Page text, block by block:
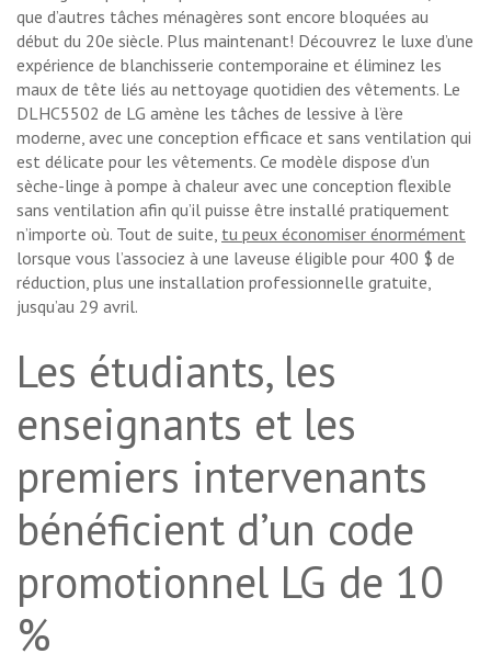
que d’autres tâches ménagères sont encore bloquées au
début du 20e siècle. Plus maintenant! Découvrez le luxe d’une
expérience de blanchisserie contemporaine et éliminez les
maux de tête liés au nettoyage quotidien des vêtements. Le
DLHC5502 de LG amène les tâches de lessive à l’ère
moderne, avec une conception efficace et sans ventilation qui
est délicate pour les vêtements. Ce modèle dispose d’un
sèche-linge à pompe à chaleur avec une conception flexible
sans ventilation afin qu’il puisse être installé pratiquement
n’importe où. Tout de suite, tu peux économiser énormément
lorsque vous l’associez à une laveuse éligible pour 400 $ de
réduction, plus une installation professionnelle gratuite,
jusqu’au 29 avril.
Les étudiants, les
enseignants et les
premiers intervenants
bénéficient d’un code
promotionnel LG de 10
%